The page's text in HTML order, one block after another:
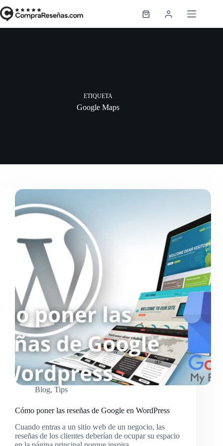
al
contenido
Carro
de
ETIQUETA
Google Maps
Blog, Tips
Cómo poner las reseñas de Google en WordPress
Cuando entras a un sitio web de un negocio, las
reseñas de los clientes deberían de ocupar su espacio